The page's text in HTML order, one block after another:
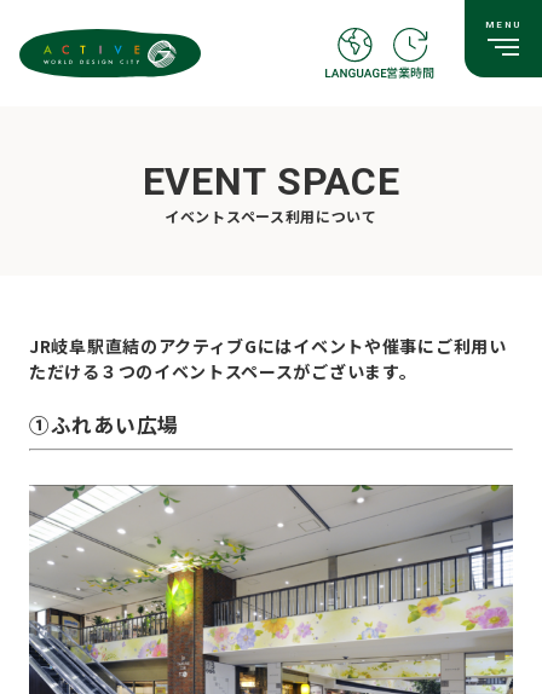
EVENT SPACE
イベントスペース利用について
JR岐阜駅直結のアクティブGにはイベントや催事にご利用い
ただける３つのイベントスペースがございます。
➀ふれあい広場